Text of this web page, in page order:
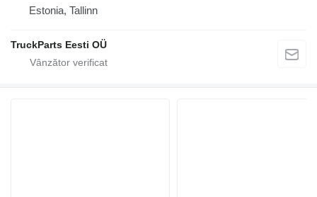
Estonia, Tallinn
TruckParts Eesti OÜ